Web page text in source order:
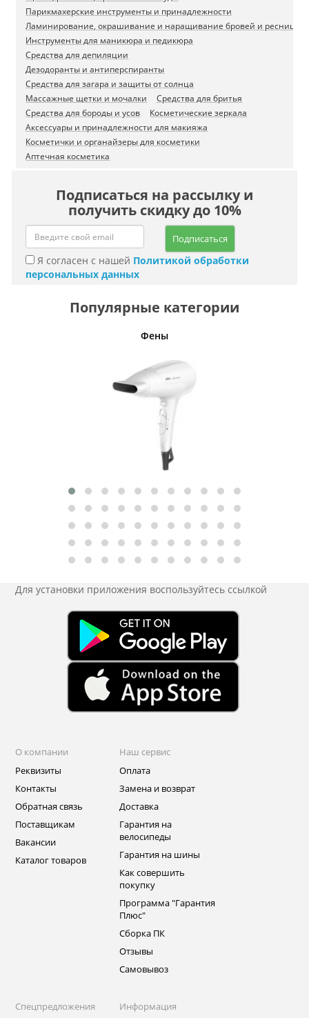
Парикмахерские инструменты и принадлежности
Ламинирование, окрашивание и наращивание бровей и ресниц
Инструменты для маникюра и педикюра
Средства для депиляции
Дезодоранты и антиперспиранты
Средства для загара и защиты от солнца
Массажные щетки и мочалки
Средства для бритья
Средства для бороды и усов
Косметические зеркала
Аксессуары и принадлежности для макияжа
Косметички и органайзеры для косметики
Аптечная косметика
Подписаться на рассылку и
получить скидку до 10%
Подписаться
Я согласен с нашей Политикой обработки
персональных данных
Популярные категории
Фены
Для установки приложения воспользуйтесь ссылкой
О компании
Реквизиты
Контакты
Обратная связь
Поставщикам
Вакансии
Каталог товаров
Наш сервис
Оплата
Замена и возврат
Доставка
Гарантия на
велосипеды
Гарантия на шины
Как совершить
покупку
Программа "Гарантия
Плюс"
Сборка ПК
Отзывы
Самовывоз
Спецпредложения
Информация